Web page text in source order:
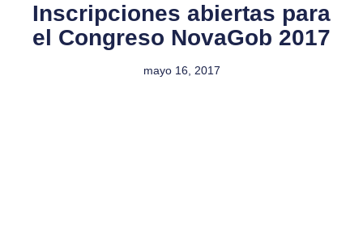
Inscripciones abiertas para
el Congreso NovaGob 2017
mayo 16, 2017